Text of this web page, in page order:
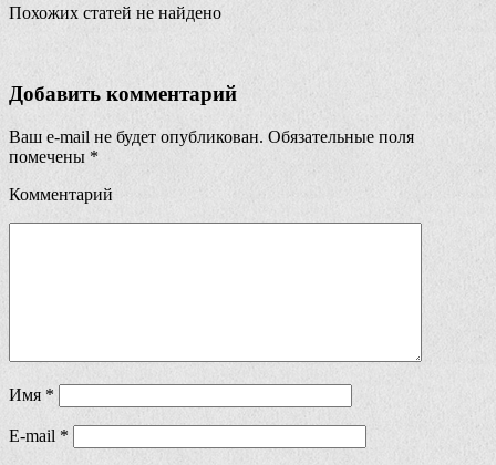
Похожих статей не найдено
Добавить комментарий
Ваш e-mail не будет опубликован. Обязательные поля
помечены *
Комментарий
Имя *
E-mail *